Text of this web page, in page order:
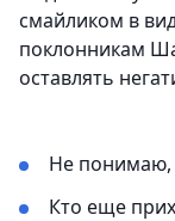
смайликом в
поклонникам
оставлять
Не понимаю,
Кто еще